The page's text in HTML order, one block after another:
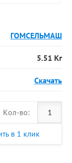
ГОМСЕЛЬМАШ
5.51 Кг
Скачать
Кол-во:
в 1 клик